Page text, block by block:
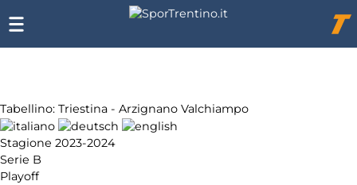
Tabellino: Triestina - Arzignano Valchiampo
Stagione 2023-2024
Serie B
Playoff
Chi
siamo
Affiliazione